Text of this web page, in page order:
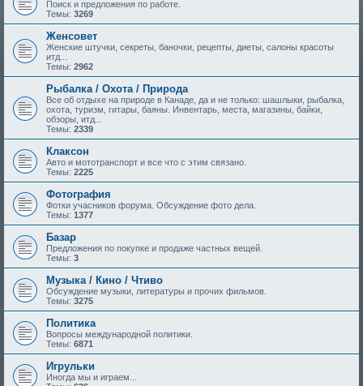
Поиск и предложения по работе.
Темы: 3269
Женсовет
Женские штучки, секреты, баночки, рецепты, диеты, салоны красоты
итд...
Темы: 2962
Рыбалка / Охота / Природа
Все об отдыхе на природе в Канаде, да и не только: шашлыки, рыбалка,
охота, туризм, гитары, баяны. Инвентарь, места, магазины, байки,
обзоры, итд...
Темы: 2339
Клаксон
Авто и мототранспорт и все что с этим связано.
Темы: 2225
Фотография
Фотки учасников форума. Обсуждение фото дела.
Темы: 1377
Базар
Предложения по покупке и продаже частных вещей.
Темы: 3
Музыка / Кино / Чтиво
Обсуждение музыки, литературы и прочих фильмов.
Темы: 3275
Политика
Вопросы международной политики.
Темы: 6871
Игрульки
Иногда мы и играем...